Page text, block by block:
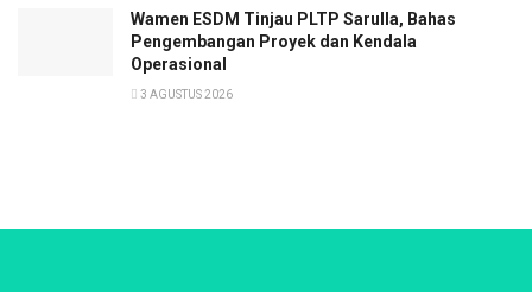
Wamen ESDM Tinjau PLTP Sarulla, Bahas
Pengembangan Proyek dan Kendala
Operasional
3 AGUSTUS 2026